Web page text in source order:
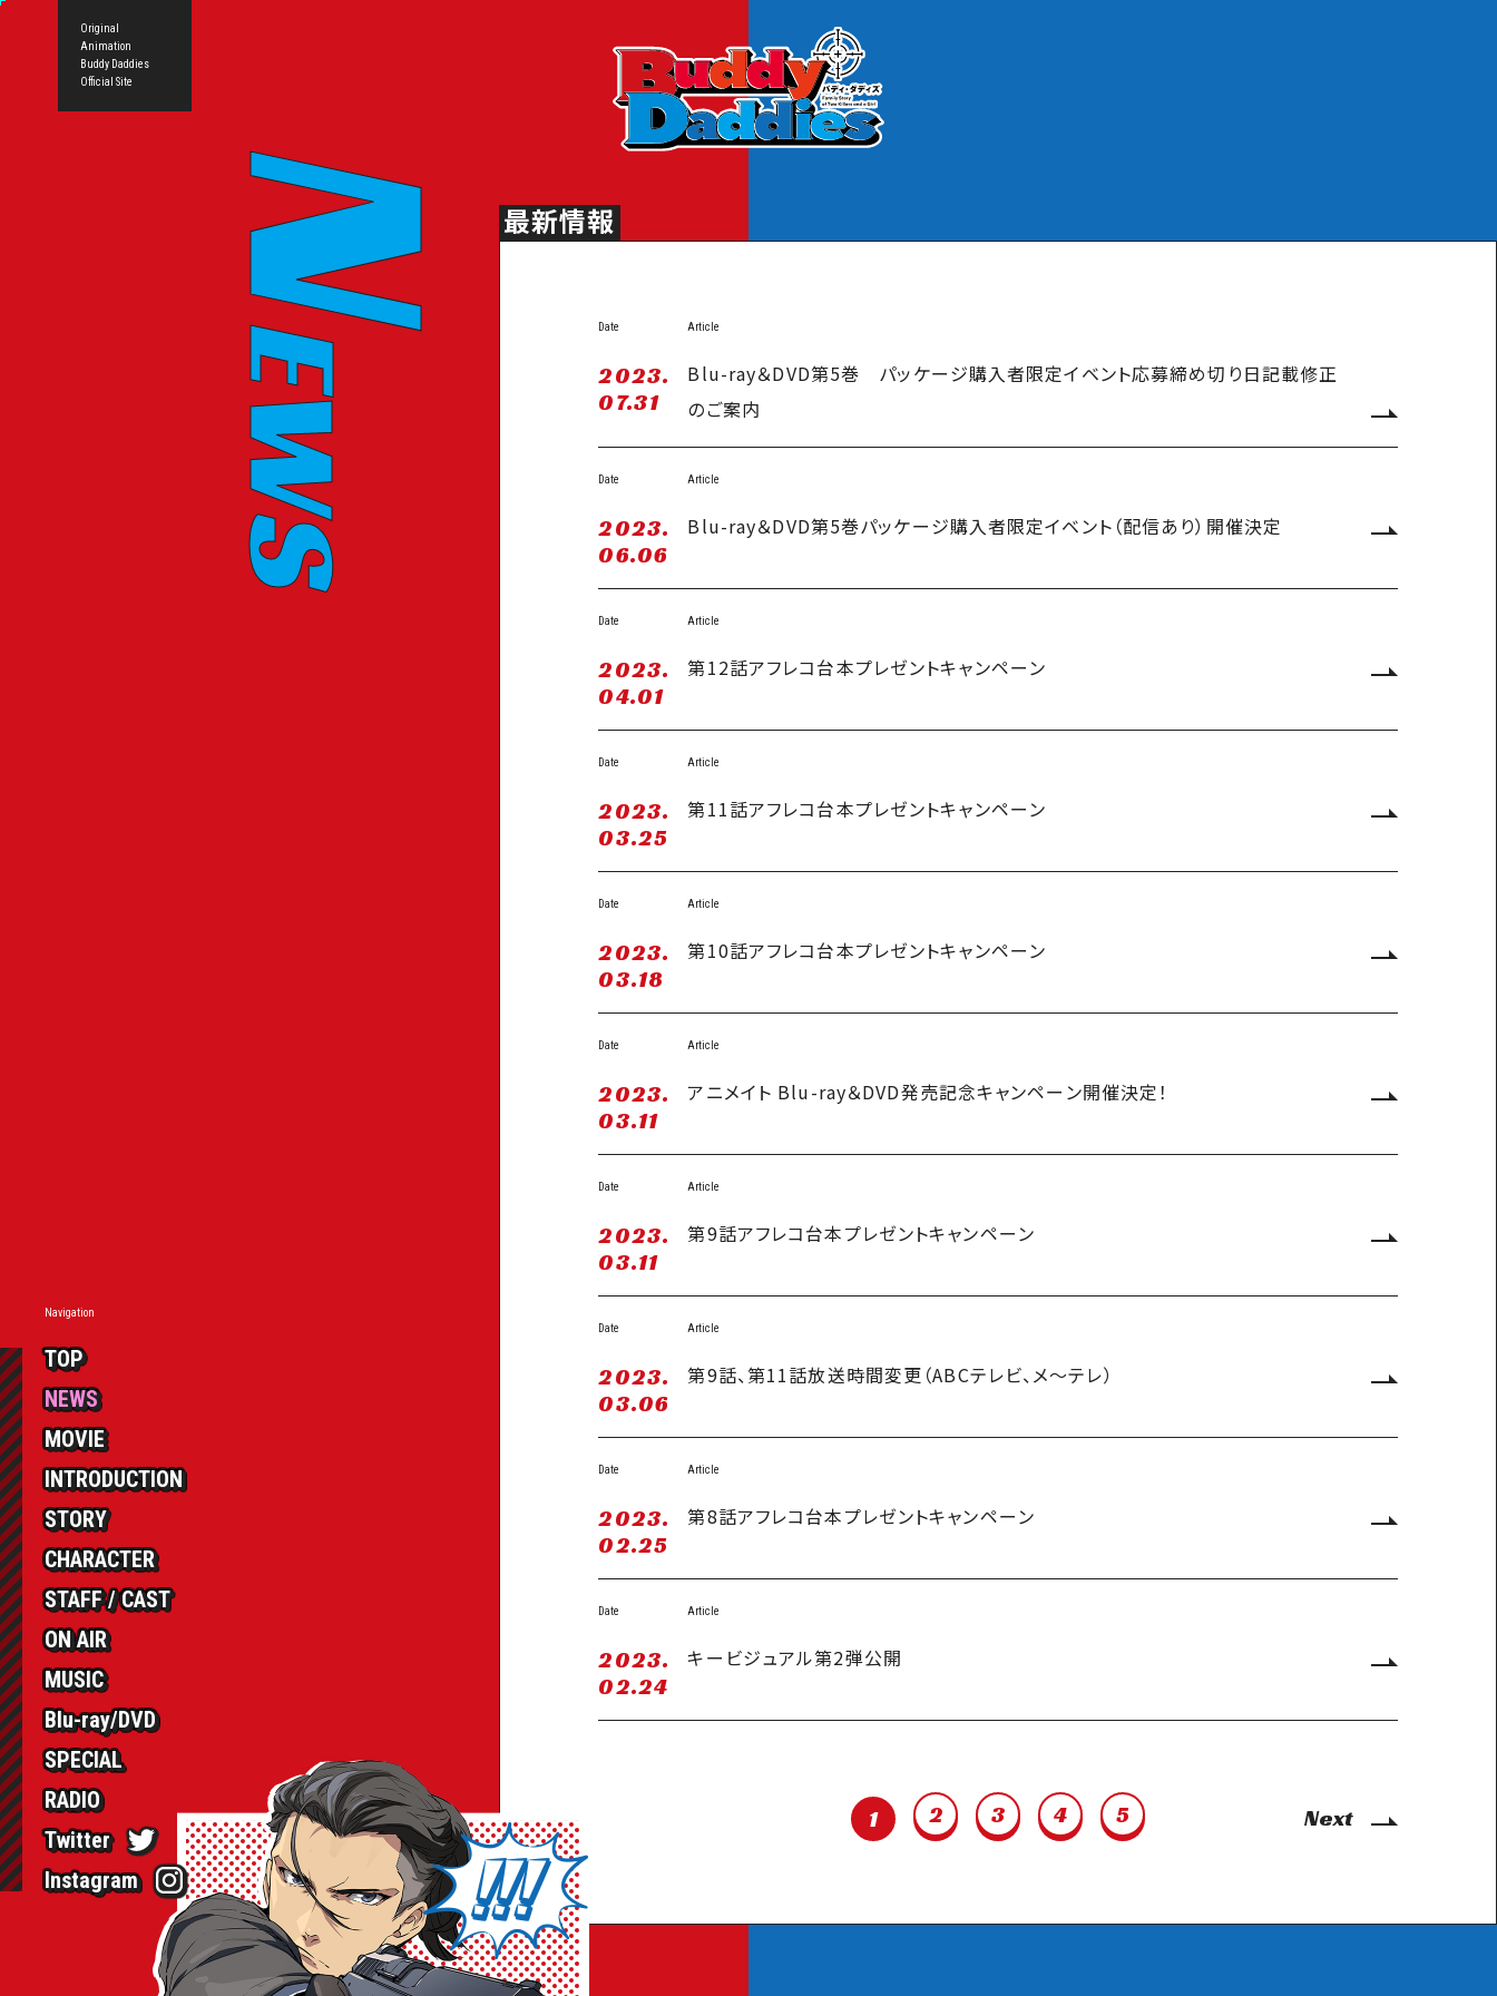
Navigation
TOP
NEWS
MOVIE
INTRODUCTION
STORY
CHARACTER
STAFF / CAST
ON AIR
MUSIC
Blu-ray/DVD
SPECIAL
RADIO
Twitter
Instagram
Original
Animation
Buddy Daddies
Official Site
N
EWS
最新情報
Date
2023.
07.31
Article
Blu-ray＆DVD第5巻 パッケージ購入者限定イベント応募締め切り日記載修正
のご案内
Date
2023.
06.06
Article
Blu-ray＆DVD第5巻パッケージ購入者限定イベント（配信あり）開催決定
Date
2023.
04.01
Article
第12話アフレコ台本プレゼントキャンペーン
Date
2023.
03.25
Article
第11話アフレコ台本プレゼントキャンペーン
Date
2023.
03.18
Article
第10話アフレコ台本プレゼントキャンペーン
Date
2023.
03.11
Article
アニメイト Blu-ray＆DVD発売記念キャンペーン開催決定！
Date
2023.
03.11
Article
第9話アフレコ台本プレゼントキャンペーン
Date
2023.
03.06
Article
第9話、第11話放送時間変更（ABCテレビ、メ～テレ）
Date
2023.
02.25
Article
第8話アフレコ台本プレゼントキャンペーン
Date
2023.
02.24
Article
キービジュアル第2弾公開
1 2 3 4 5 Next